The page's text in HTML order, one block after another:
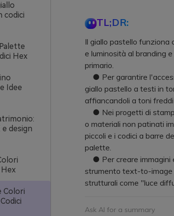
codici
Hex
Idee
e design
Hex
Colori
TL;DR:
Il giallo pastello funziona
e luminosità al branding
primario.
● Per garantire
giallo pastello a testi in
affiancandoli a toni
● Nei progetti di
o materiali non patinati
piccoli e i codici a barre
palette.
● Per creare immagini
strumento text-to-image
strutturali come "luce
Ask AI for a summary